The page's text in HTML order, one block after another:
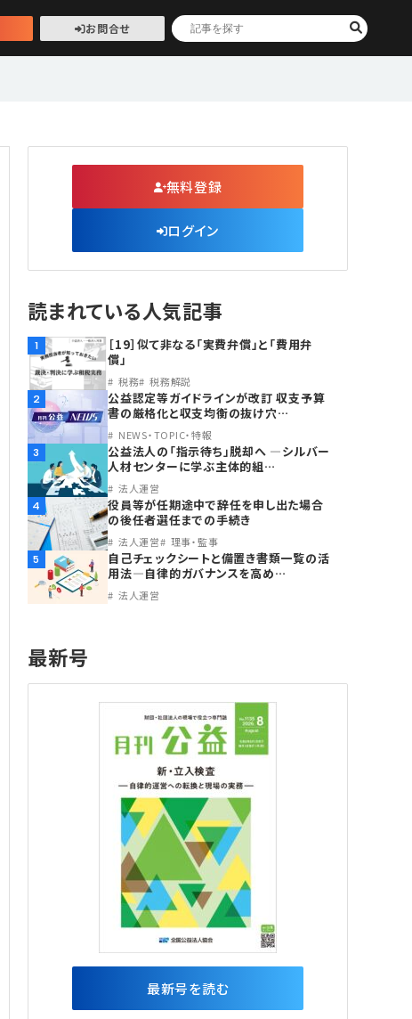
お問合せ
無料登録
ログイン
読まれている人気記事
1
［19］似て非なる「実費弁償」と「費用弁
償」
税務 税務解説
2
公益認定等ガイドラインが改訂 収支予算
書の厳格化と収支均衡の抜け穴…
NEWS・TOPIC・特報
3
公益法人の「指示待ち」脱却へ ―シルバー
人材センターに学ぶ主体的組…
法人運営
4
役員等が任期途中で辞任を申し出た場合
の後任者選任までの手続き
法人運営 理事・監事
5
自己チェックシートと備置き書類一覧の活
用法―自律的ガバナンスを高め…
法人運営
最新号
最新号を読む